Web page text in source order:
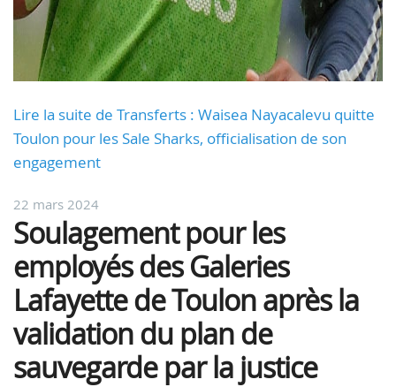
Lire la suite de Transferts : Waisea Nayacalevu quitte
Toulon pour les Sale Sharks, officialisation de son
engagement
22 mars 2024
Soulagement pour les
employés des Galeries
Lafayette de Toulon après la
validation du plan de
sauvegarde par la justice